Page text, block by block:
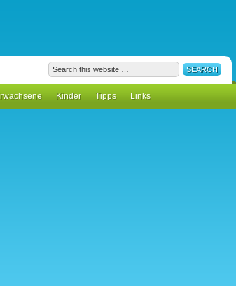
Kinder Tipps Links